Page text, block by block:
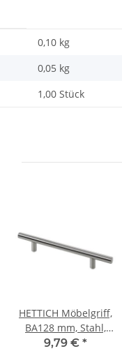
0,10 kg
0,05 kg
1,00 Stück
HETTICH Möbelgriff,
BA128 mm, Stahl,
Edelstahl-Optik,
9,79 € *